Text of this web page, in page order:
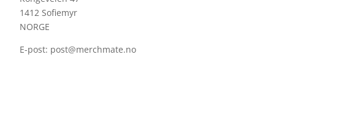
1412 Sofiemyr
NORGE
E-post: post@merchmate.no